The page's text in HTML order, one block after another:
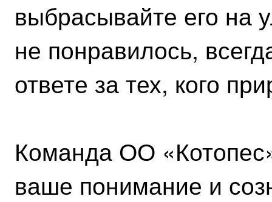
выбрасывайте его на
не понравилось,
ответе за тех, кого
Команда ОО
ваше понимание и